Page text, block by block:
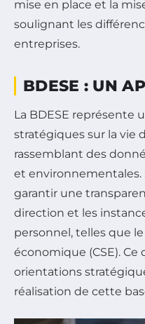
mise en place et la
soulignant les
entreprises.
BDESE : UN
La BDESE représente
stratégiques sur la vie
rassemblant des
et environnementales.
garantir une
direction et les
personnel, telles que
économique (CSE).
orientations
réalisation de cette